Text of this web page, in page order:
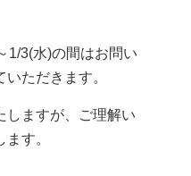
1/3(水)の間はお問い
ただきます。
しますが、ご理解い
す。